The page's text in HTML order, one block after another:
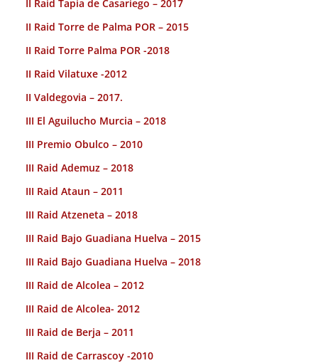
II Raid Tapia de Casariego – 2017
II Raid Torre de Palma POR – 2015
II Raid Torre Palma POR -2018
II Raid Vilatuxe -2012
II Valdegovia – 2017.
III El Aguilucho Murcia – 2018
III Premio Obulco – 2010
III Raid Ademuz – 2018
III Raid Ataun – 2011
III Raid Atzeneta – 2018
III Raid Bajo Guadiana Huelva – 2015
III Raid Bajo Guadiana Huelva – 2018
III Raid de Alcolea – 2012
III Raid de Alcolea- 2012
III Raid de Berja – 2011
III Raid de Carrascoy -2010